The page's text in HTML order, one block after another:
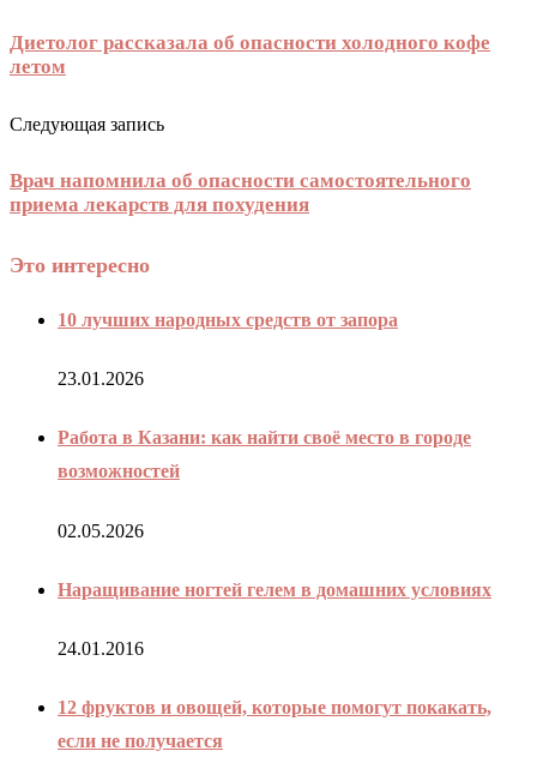
Диетолог рассказала об опасности холодного кофе
летом
Следующая запись
Врач напомнила об опасности самостоятельного
приема лекарств для похудения
Это интересно
10 лучших народных средств от запора
23.01.2026
Работа в Казани: как найти своё место в городе
возможностей
02.05.2026
Наращивание ногтей гелем в домашних условиях
24.01.2016
12 фруктов и овощей, которые помогут покакать,
если не получается